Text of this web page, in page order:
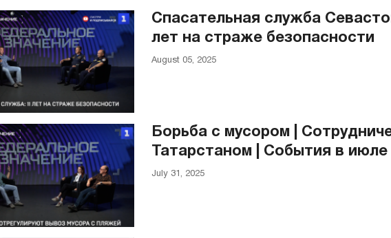
Спасательная служба
лет на страже безопасности
August 05, 2025
Борьба с мусором |
Татарстаном | События в июле
July 31, 2025